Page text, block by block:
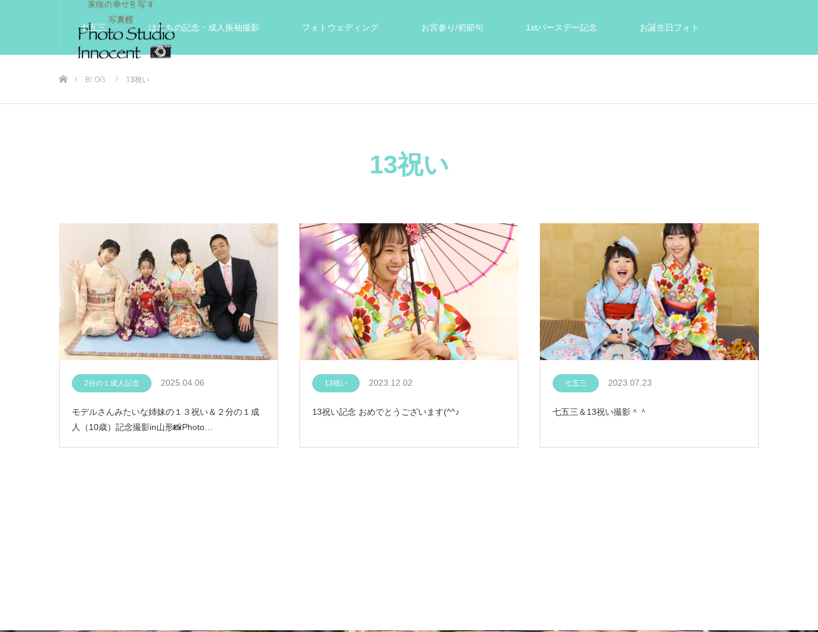
七五三 はたちの記念・成人振袖撮影 フォトウェディング お宮参り/初節句 1stバースデー記念 お誕生日フォト
入学入園記念
ホーム
BLOG 13祝い
13祝い
2分の１成人記念 2025.04.06
モデルさんみたいな姉妹の１３祝い＆２分の１成
人（10歳）記念撮影in山形📸Photo…
13祝い 2023.12.02
13祝い記念 おめでとうございます(^^♪
七五三 2023.07.23
七五三＆13祝い撮影＾＾